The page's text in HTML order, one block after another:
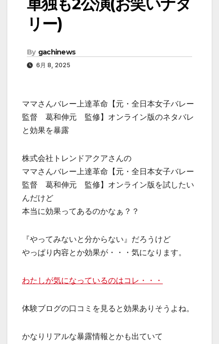
単独も2公演(お笑いナタ
リー)
By gachinews
6月 8, 2025
ママさんバレー上達革命【元・全日本女子バレー
監督 葛和伸元 監修】オンライン版のネタバレ
と効果を暴露
株式会社トレンドアクアさんの
ママさんバレー上達革命【元・全日本女子バレー
監督 葛和伸元 監修】オンライン版を試したい
んだけど
本当に効果ってあるのかなぁ？？
『やってみないと分からない』だろうけど
やっぱり内容とか効果が・・・気になります。
わたしが気になっているのはコレ・・・
体験ブログの口コミを見ると効果ありそうよね。
かなりリアルな暴露情報とかも出ていて